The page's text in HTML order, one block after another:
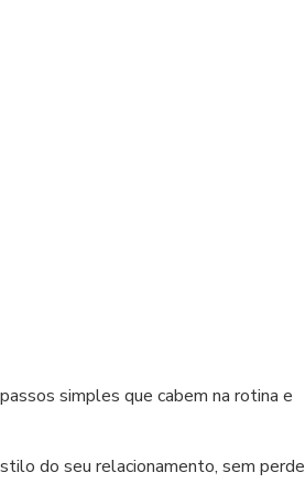
simples que cabem na rotina e
do seu relacionamento, sem